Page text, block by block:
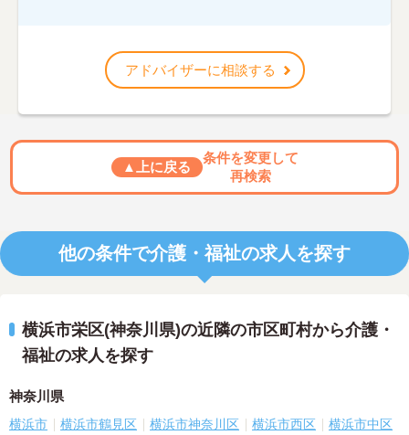
アドバイザーに相談する
▲上に戻る
条件を変更して
再検索
他の条件で介護・福祉の求人を探す
横浜市栄区(神奈川県)の近隣の市区町村から介護・
福祉の求人を探す
神奈川県
横浜市 横浜市鶴見区 横浜市神奈川区 横浜市西区
横浜市中区